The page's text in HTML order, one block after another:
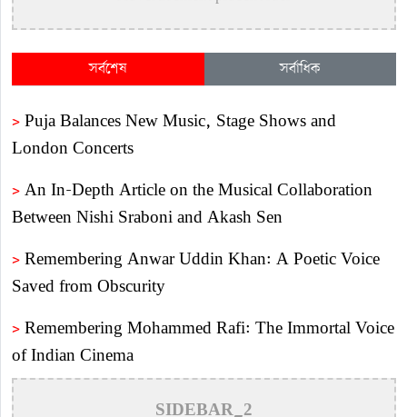
সর্বশেষ সর্বাধিক
> Puja Balances New Music, Stage Shows and
London Concerts
> An In-Depth Article on the Musical Collaboration
Between Nishi Sraboni and Akash Sen
> Remembering Anwar Uddin Khan: A Poetic Voice
Saved from Obscurity
> Remembering Mohammed Rafi: The Immortal Voice
of Indian Cinema
>
Katy Perry Expresses Outrage After Trump White
SIDEBAR_2